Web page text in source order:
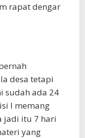
rapat dengar
desa tetapi
sudah ada 24
I memang
jadi itu 7 hari
yang